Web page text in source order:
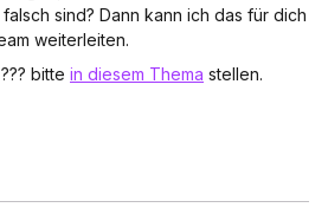
sind? Dann kann ich das für dich
weiterleiten.
bitte in diesem Thema stellen.